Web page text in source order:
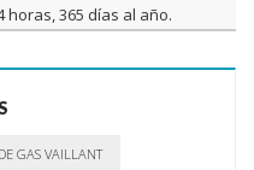
horas, 365 días al año.
GAS VAILLANT